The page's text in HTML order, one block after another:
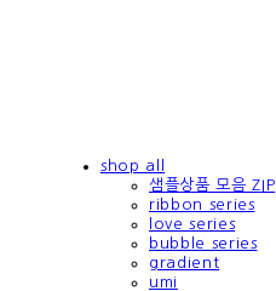
shop all
샘플상품 모음 ZIP
ribbon series
love series
bubble series
gradient
umi